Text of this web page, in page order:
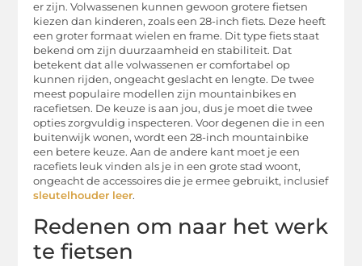
er zijn. Volwassenen kunnen gewoon grotere fietsen
kiezen dan kinderen, zoals een 28-inch fiets. Deze heeft
een groter formaat wielen en frame. Dit type fiets staat
bekend om zijn duurzaamheid en stabiliteit. Dat
betekent dat alle volwassenen er comfortabel op
kunnen rijden, ongeacht geslacht en lengte. De twee
meest populaire modellen zijn mountainbikes en
racefietsen. De keuze is aan jou, dus je moet die twee
opties zorgvuldig inspecteren. Voor degenen die in een
buitenwijk wonen, wordt een 28-inch mountainbike
een betere keuze. Aan de andere kant moet je een
racefiets leuk vinden als je in een grote stad woont,
ongeacht de accessoires die je ermee gebruikt, inclusief
sleutelhouder leer.
Redenen om naar het werk
te fietsen